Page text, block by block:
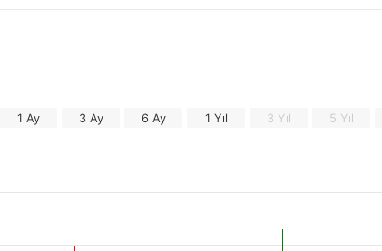
1 Ay 3 Ay 6 Ay 1 Yıl 3 Yıl 5 Yıl